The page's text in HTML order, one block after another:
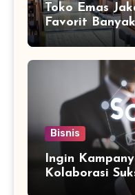
Toko Emas
Favorit
Bisnis
Ingin
Kolaborasi
Media